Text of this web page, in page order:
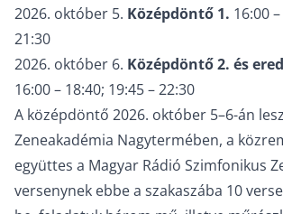
2026. október 5. Középdöntő 1. 16:00
21:30
2026. október 6. Középdöntő 2. és
16:00 – 18:40; 19:45 – 22:30
A középdöntő 2026. október 5–6-án
Zeneakadémia Nagytermében, a
együttes a Magyar Rádió Szimfonikus
versenynek ebbe a szakaszába 10